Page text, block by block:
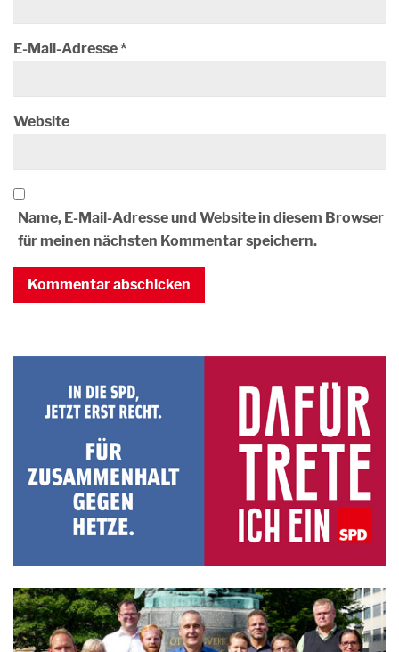
E-Mail-Adresse*
Website
Name, E-Mail-Adresse und Website in diesem Browser
für meinen nächsten Kommentar speichern.